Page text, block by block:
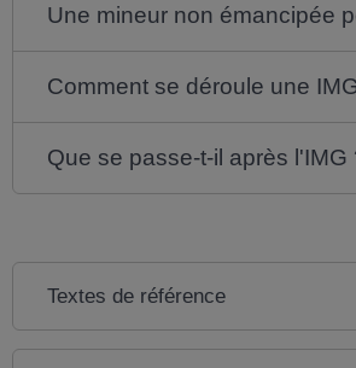
Une mineur non émancipée
Comment se déroule une
Que se passe-t-il après l'IMG
Textes de référence